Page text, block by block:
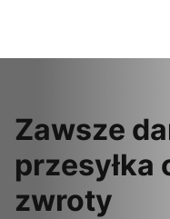
Zawsze
przesyłka
zwroty